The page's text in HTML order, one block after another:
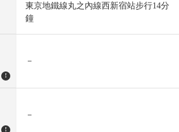
東京地鐵線丸之內線西新宿站步行14分
鐘
!
－
!
－